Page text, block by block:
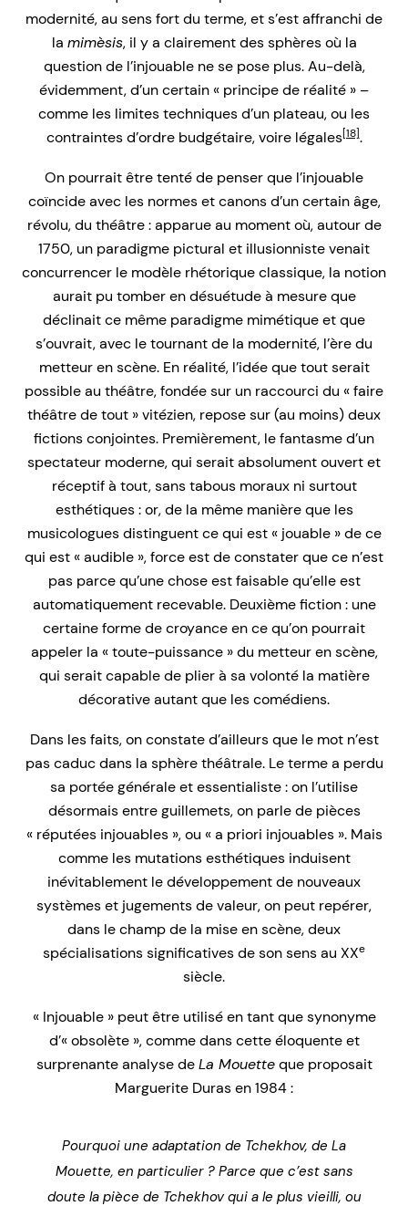
modernité, au sens fort du terme, et s’est affranchi de
la mimèsis, il y a clairement des sphères où la
question de l’injouable ne se pose plus. Au-delà,
évidemment, d’un certain « principe de réalité » –
comme les limites techniques d’un plateau, ou les
contraintes d’ordre budgétaire, voire légales[18].
On pourrait être tenté de penser que l’injouable
coïncide avec les normes et canons d’un certain âge,
révolu, du théâtre : apparue au moment où, autour de
1750, un paradigme pictural et illusionniste venait
concurrencer le modèle rhétorique classique, la notion
aurait pu tomber en désuétude à mesure que
déclinait ce même paradigme mimétique et que
s’ouvrait, avec le tournant de la modernité, l’ère du
metteur en scène. En réalité, l’idée que tout serait
possible au théâtre, fondée sur un raccourci du « faire
théâtre de tout » vitézien, repose sur (au moins) deux
fictions conjointes. Premièrement, le fantasme d’un
spectateur moderne, qui serait absolument ouvert et
réceptif à tout, sans tabous moraux ni surtout
esthétiques : or, de la même manière que les
musicologues distinguent ce qui est « jouable » de ce
qui est « audible », force est de constater que ce n’est
pas parce qu’une chose est faisable qu’elle est
automatiquement recevable. Deuxième fiction : une
certaine forme de croyance en ce qu’on pourrait
appeler la « toute-puissance » du metteur en scène,
qui serait capable de plier à sa volonté la matière
décorative autant que les comédiens.
Dans les faits, on constate d’ailleurs que le mot n’est
pas caduc dans la sphère théâtrale. Le terme a perdu
sa portée générale et essentialiste : on l’utilise
désormais entre guillemets, on parle de pièces
« réputées injouables », ou « a priori injouables ». Mais
comme les mutations esthétiques induisent
inévitablement le développement de nouveaux
systèmes et jugements de valeur, on peut repérer,
dans le champ de la mise en scène, deux
spécialisations significatives de son sens au XXe
siècle.
« Injouable » peut être utilisé en tant que synonyme
d’« obsolète », comme dans cette éloquente et
surprenante analyse deLa Mouetteque proposait
Marguerite Duras en 1984 :
Pourquoi une adaptation de Tchekhov, de La
Mouette, en particulier ? Parce que c’est sans
doute la pièce de Tchekhov qui a le plus vieilli, ou